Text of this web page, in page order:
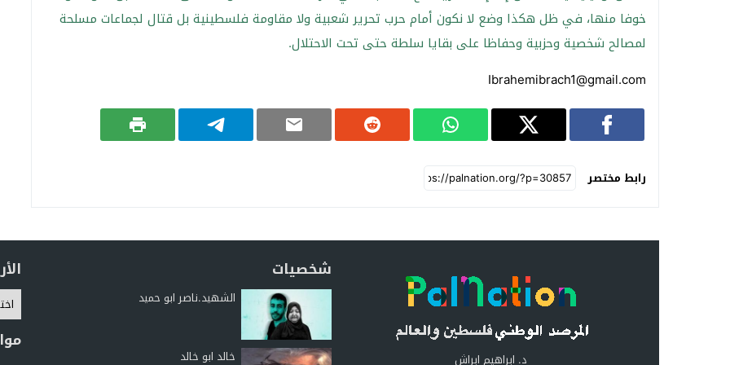
خوفا منها، في ظل هكذا وضع لا نكون أمام حرب تحرير شعبية ولا مقاومة فلسطينية بل قتال لجماعات مسلحة
لمصالح شخصية وحزبية وحفاظا على بقايا سلطة حتى تحت الاحتلال.
Ibrahemibrach1@gmail.com
رابط مختصر
د. ابراهيم ابراش
شخصيات
الشهيد.ناصر ابو حميد
خالد ابو خالد